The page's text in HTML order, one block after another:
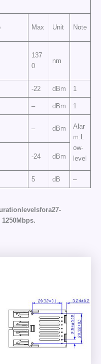
Max Unit Note
137
0
nm
-22 dBm 1
– dBm 1
– dBm
Alar
m:L
ow-
level
-24 dBm
5 dB –
27-
1250Mbps.